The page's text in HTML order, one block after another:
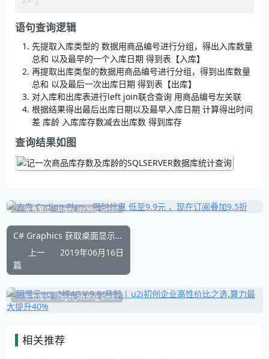
语句查询逻辑
先提取入库类型的 数据用商品编号进行分组，得出入库数量
总和 以及最早的一个入库日期 得到表【入库】
再提取出库类型的数据用商品编号进行分组，得到出库数量
总和 以及最后一次出库日期 得到表【出库】
对入库和出库表进行left join联合查询 用商品编号左关联
根据结果得出最后出库日期以及最早入库日期 计算得出时间
差 库龄 入库库存数减去出库数 得到库存
查询结果如图
补充展位 Pages_Weblog_Get#0
C# Graphics 获取桌面显示DPI 以及屏幕缩放比例方法
上一
篇
2019年06月16日
补充展位 Pages_Weblog_Get#1
相关推荐